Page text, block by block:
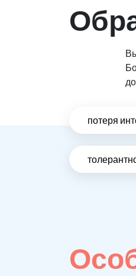
потеря